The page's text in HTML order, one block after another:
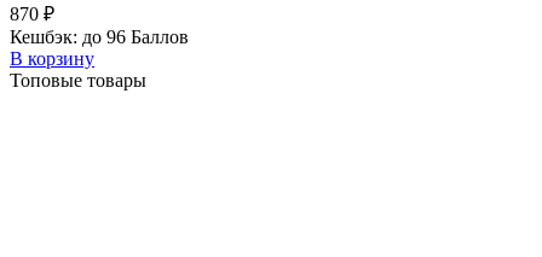
870 ₽
Кешбэк: до 96 Баллов
В корзину
Топовые товары